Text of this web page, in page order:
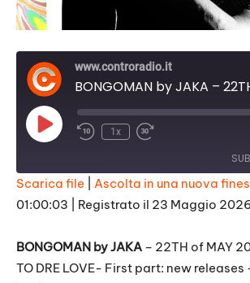
www.controradio.it
Play
Episode
1x
SHARE
LINK
EMBED
Scarica file Ascolta in una nuova
01:00:03
Registrato il 23 Maggio 2026
BONGOMAN by JAKA – 22TH of MAY
TO DRE LOVE- First part: new releases